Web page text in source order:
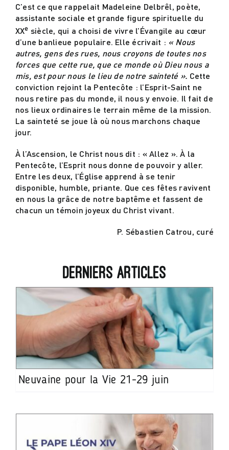
C’est ce que rappelait Madeleine Delbrêl, poète,
assistante sociale et grande figure spirituelle du
XXe siècle, qui a choisi de vivre l’Évangile au cœur
d’une banlieue populaire. Elle écrivait : « Nous
autres, gens des rues, nous croyons de toutes nos
forces que cette rue, que ce monde où Dieu nous a
mis, est pour nous le lieu de notre sainteté ». Cette
conviction rejoint la Pentecôte : l’Esprit-Saint ne
nous retire pas du monde, il nous y envoie. Il fait de
nos lieux ordinaires le terrain même de la mission.
La sainteté se joue là où nous marchons chaque
jour.
À l’Ascension, le Christ nous dit : « Allez ». À la
Pentecôte, l’Esprit nous donne de pouvoir y aller.
Entre les deux, l’Église apprend à se tenir
disponible, humble, priante. Que ces fêtes ravivent
en nous la grâce de notre baptême et fassent de
chacun un témoin joyeux du Christ vivant.
P. Sébastien Catrou, curé
Derniers articles
Neuvaine pour la Vie 21-29 juin